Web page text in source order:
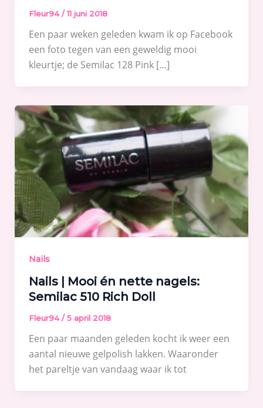
Fleur94/11 juni 2018
Een paar weken geleden kwam ik op Facebook
een foto tegen van een geweldig mooi
kleurtje; de Semilac 128 Pink […]
Nails
Nails | Mooi én nette nagels:
Semilac 510 Rich Doll
Fleur94/5 april 2018
Een paar maanden geleden kocht ik weer een
aantal nieuwe gelpolish lakken. Waaronder
het pareltje van vandaag waar ik tot